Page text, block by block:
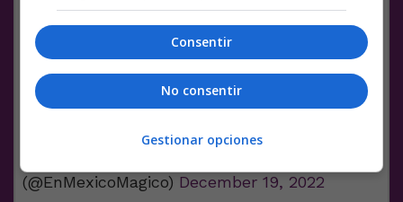
pic.twitter.com/EGf9Eb4nZ2
—
(@EnMexicoMagico) December 19, 2022
Consentir
No consentir
Gestionar opciones